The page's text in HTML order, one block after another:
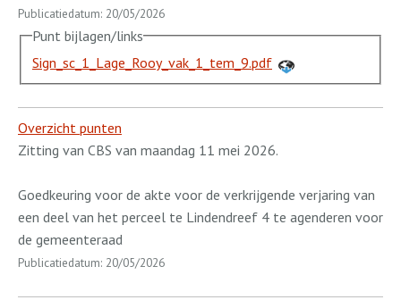
Publicatiedatum: 20/05/2026
Punt bijlagen/links
Sign_sc_1_Lage_Rooy_vak_1_tem_9.pdf
Overzicht punten
Zitting van CBS van maandag 11 mei 2026.
Goedkeuring voor de akte voor de verkrijgende verjaring van
een deel van het perceel te Lindendreef 4 te agenderen voor
de gemeenteraad
Publicatiedatum: 20/05/2026